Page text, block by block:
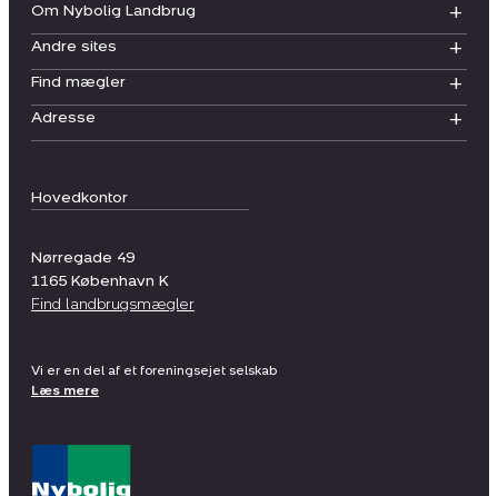
Hovedkontor
Nørregade 49
1165 København K
Find landbrugsmægler
Om Nybolig Landbrug
Andre sites
Find mægler
Adresse
Vi er en del af et foreningsejet selskab
Læs mere